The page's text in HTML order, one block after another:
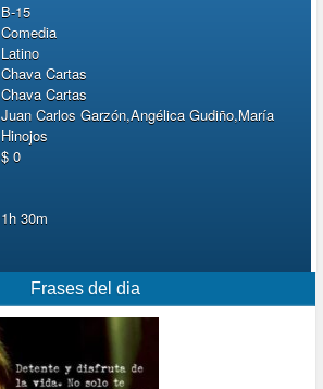
B-15
Comedia
Latino
Chava Cartas
Chava Cartas
Juan Carlos Garzón,Angélica Gudiño,María
Hinojos
$ 0
1h 30m
Frases del dia